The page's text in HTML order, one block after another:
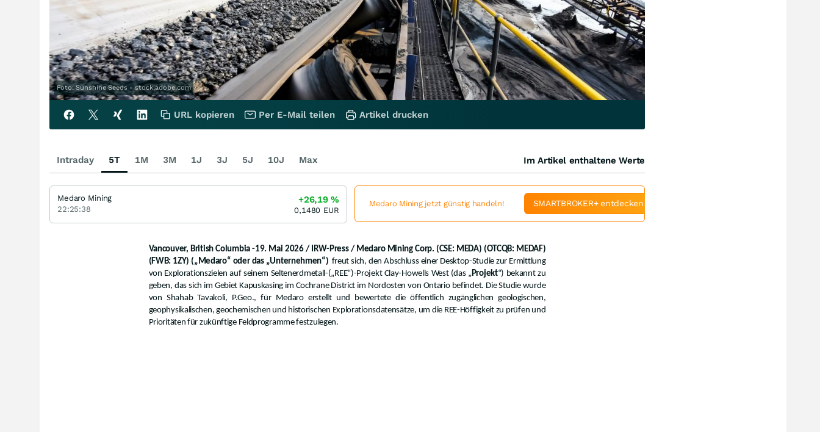
Foto: Sunshine Seeds - stock.adobe.com
Vancouver, British Columbia -19. Mai 2026 / IRW-Press / Medaro Mining Corp. (CSE: MEDA) (OTCQB: MEDAF)
(FWB: 1ZY) („Medaro“ oder das „Unternehmen“) freut sich, den Abschluss einer Desktop-Studie zur Ermittlung
von Explorationszielen auf seinem Seltenerdmetall-(„REE“)-Projekt Clay-Howells West (das „Projekt“) bekannt zu
geben, das sich im Gebiet Kapuskasing im Cochrane District im Nordosten von Ontario befindet. Die Studie wurde
von Shahab Tavakoli, P.Geo., für Medaro erstellt und bewertete die öffentlich zugänglichen geologischen,
geophysikalischen, geochemischen und historischen Explorationsdatensätze, um die REE-Höffigkeit zu prüfen und
Prioritäten für zukünftige Feldprogramme festzulegen.
URL kopieren Per E-Mail teilen Artikel drucken
Intraday 5T 1M 3M 1J 3J 5J 10J Max Im Artikel enthaltene Werte
Medaro Mining
22:25:38
+26,19%
0,1480 EUR
Medaro Mining jetzt günstig handeln! SMARTBROKER+ entdecken